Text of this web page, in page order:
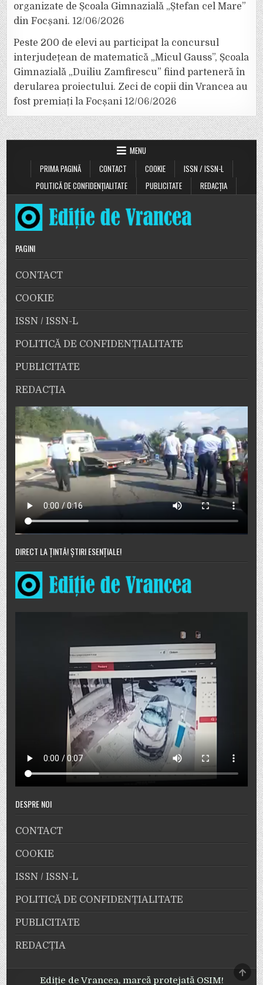
organizate de Școala Gimnazială „Ștefan cel Mare”
din Focșani. 12/06/2026
Peste 200 de elevi au participat la concursul
interjudețean de matematică „Micul Gauss”, Școala
Gimnazială „Duiliu Zamfirescu” fiind parteneră în
derularea proiectului. Zeci de copii din Vrancea au
fost premiați la Focșani 12/06/2026
MENU
PRIMA PAGINĂ
CONTACT COOKIE
ISSN / ISSN-L
POLITICĂ DE CONFIDENȚIALITATE
PUBLICITATE REDACȚIA
PAGINI
CONTACT
COOKIE
ISSN / ISSN-L
POLITICĂ DE CONFIDENȚIALITATE
PUBLICITATE
REDACȚIA
DIRECT LA ȚINTĂ! ȘTIRI ESENȚIALE!
DESPRE NOI
CONTACT
COOKIE
ISSN / ISSN-L
POLITICĂ DE CONFIDENȚIALITATE
PUBLICITATE
REDACȚIA
Ediție de Vrancea, marcă protejată OSIM!